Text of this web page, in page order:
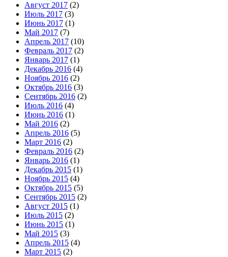
Август 2017 (2)
Июль 2017 (3)
Июнь 2017 (1)
Май 2017 (7)
Апрель 2017 (10)
Февраль 2017 (2)
Январь 2017 (1)
Декабрь 2016 (4)
Ноябрь 2016 (2)
Октябрь 2016 (3)
Сентябрь 2016 (2)
Июль 2016 (4)
Июнь 2016 (1)
Май 2016 (2)
Апрель 2016 (5)
Март 2016 (2)
Февраль 2016 (2)
Январь 2016 (1)
Декабрь 2015 (1)
Ноябрь 2015 (4)
Октябрь 2015 (5)
Сентябрь 2015 (2)
Август 2015 (1)
Июль 2015 (2)
Июнь 2015 (1)
Май 2015 (3)
Апрель 2015 (4)
Март 2015 (2)